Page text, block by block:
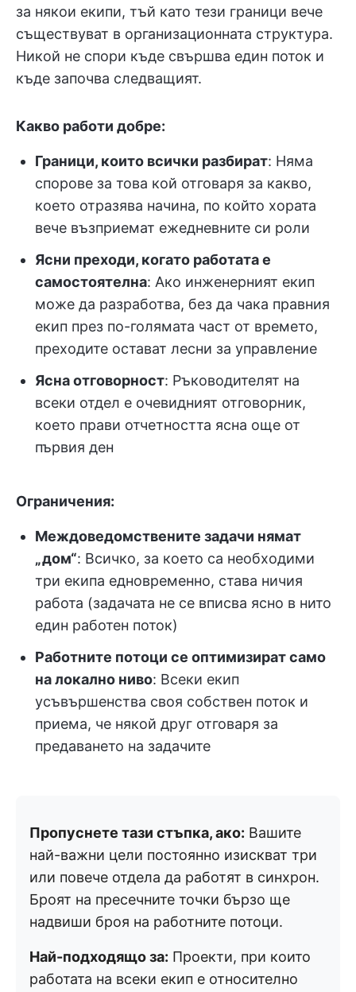
за някои екипи, тъй като тези граници вече
съществуват в организационната структура.
Никой не спори къде свършва един поток и
къде започва следващият.
Какво работи добре:
Граници, които всички разбират: Няма
спорове за това кой отговаря за какво,
което отразява начина, по който хората
вече възприемат ежедневните си роли
Ясни преходи, когато работата е
самостоятелна: Ако инженерният екип
може да разработва, без да чака правния
екип през по-голямата част от времето,
преходите остават лесни за управление
Ясна отговорност: Ръководителят на
всеки отдел е очевидният отговорник,
което прави отчетността ясна още от
първия ден
Ограничения:
Междоведомствените задачи нямат
„дом“: Всичко, за което са необходими
три екипа едновременно, става ничия
работа (задачата не се вписва ясно в нито
един работен поток)
Работните потоци се оптимизират само
на локално ниво: Всеки екип
усъвършенства своя собствен поток и
приема, че някой друг отговаря за
предаването на задачите
Пропуснете тази стъпка, ако: Вашите
най-важни цели постоянно изискват три
или повече отдела да работят в синхрон.
Броят на пресечните точки бързо ще
надвиши броя на работните потоци.
Най-подходящо за: Проекти, при които
работата на всеки екип е относително